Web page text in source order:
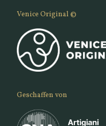
Venice Original ©
Geschaffen von